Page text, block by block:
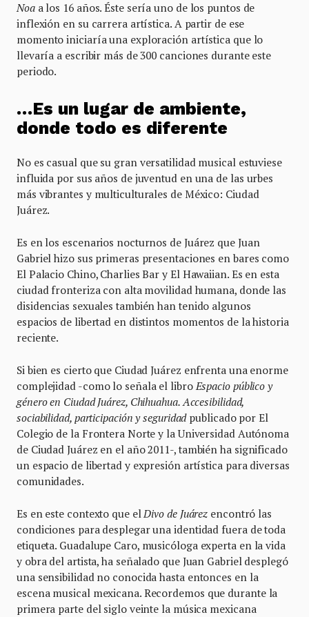
Noaa los 16 años. Éste sería uno de los puntos de
inflexión en su carrera artística. A partir de ese
momento iniciaría una exploración artística que lo
llevaría a escribir más de 300 canciones durante este
periodo.
…Es un lugar de ambiente,
donde todo es diferente
No es casual que su gran versatilidad musical estuviese
influida por sus años de juventud en una de las urbes
más vibrantes y multiculturales de México: Ciudad
Juárez.
Es en los escenarios nocturnos de Juárez que Juan
Gabriel hizo sus primeras presentaciones en bares como
El Palacio Chino, Charlies Bar y El Hawaiian. Es en esta
ciudad fronteriza con alta movilidad humana, donde las
disidencias sexuales también han tenido algunos
espacios de libertad en distintos momentos de la historia
reciente.
Si bien es cierto que Ciudad Juárez enfrenta una enorme
complejidad -como lo señala el libroEspacio público y
género en Ciudad Juárez, Chihuahua. Accesibilidad,
sociabilidad, participación y seguridadpublicado por El
Colegio de la Frontera Norte y la Universidad Autónoma
de Ciudad Juárez en el año 2011-, también ha significado
un espacio de libertad y expresión artística para diversas
comunidades.
Es en este contexto que elDivo de Juárez encontró las
condiciones para desplegar una identidad fuera de toda
etiqueta. Guadalupe Caro, musicóloga experta en la vida
y obra del artista, ha señalado que Juan Gabriel desplegó
una sensibilidad no conocida hasta entonces en la
escena musical mexicana. Recordemos que durante la
primera parte del siglo veinte la música mexicana